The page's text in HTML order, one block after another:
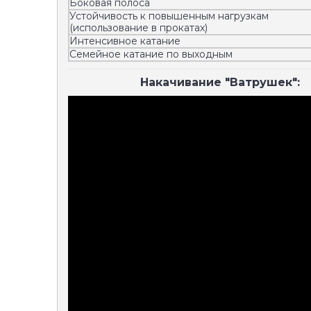
Боковая полоса
Устойчивость к повышенным нагрузкам
(использование в прокатах)
Интенсивное катание
Семейное катание по выходным
Накачивание "Ватрушек":